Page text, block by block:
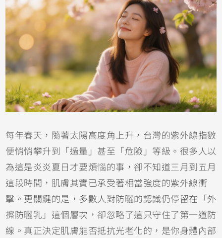
每年春天，隨著太陽高度角上升，台灣的紫外線指數
便悄悄攀升到「過量」甚至「危險」等級。很多人以
為這是炎炎夏日才要煩惱的事，卻不知道三月到五月
這段時間，肌膚其實已承受著相當強度的紫外線衝
擊。更關鍵的是，多數人對防曬的認識仍停留在「外
擦防曬乳」這個層次，卻忽略了這只守住了第一道防
線。真正決定肌膚能否抵抗光老化的，是你身體內部